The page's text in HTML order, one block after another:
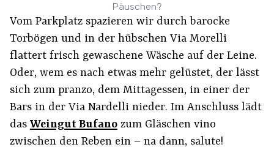
Päuschen?
Vom Parkplatz spazieren wir durch barocke
Torbögen und in der hübschen Via Morelli
flattert frisch gewaschene Wäsche auf der Leine.
Oder, wem es nach etwas mehr gelüstet, der lässt
sich zum pranzo, dem Mittagessen, in einer der
Bars in der Via Nardelli nieder. Im Anschluss lädt
das Weingut Bufanozum Gläschen vino
zwischen den Reben ein – na dann, salute!